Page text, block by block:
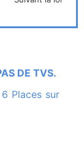
DE TVS.